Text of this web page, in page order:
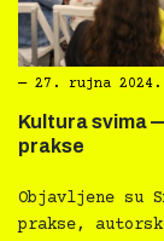
― 27. rujna 2024.
Kultura svima
prakse
Objavljene su
prakse,